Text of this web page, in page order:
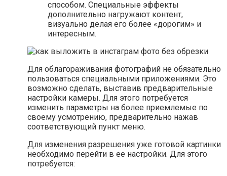
способом. Специальные эффекты
дополнительно нагружают контент,
визуально делая его более «дорогим» и
интересным.
Для облагораживания фотографий не обязательно
пользоваться специальными приложениями. Это
возможно сделать, выставив предварительные
настройки камеры. Для этого потребуется
изменить параметры на более приемлемые по
своему усмотрению, предварительно нажав
соответствующий пункт меню.
Для изменения разрешения уже готовой картинки
необходимо перейти в ее настройки. Для этого
потребуется: